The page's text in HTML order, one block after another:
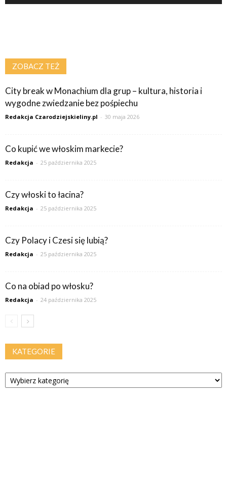
ZOBACZ TEŻ
City break w Monachium dla grup – kultura, historia i
wygodne zwiedzanie bez pośpiechu
Redakcja Czarodziejskieliny.pl - 30 maja 2026
Co kupić we włoskim markecie?
Redakcja - 25 października 2025
Czy włoski to łacina?
Redakcja - 25 października 2025
Czy Polacy i Czesi się lubią?
Redakcja - 25 października 2025
Co na obiad po włosku?
Redakcja - 24 października 2025
KATEGORIE
Kategorie